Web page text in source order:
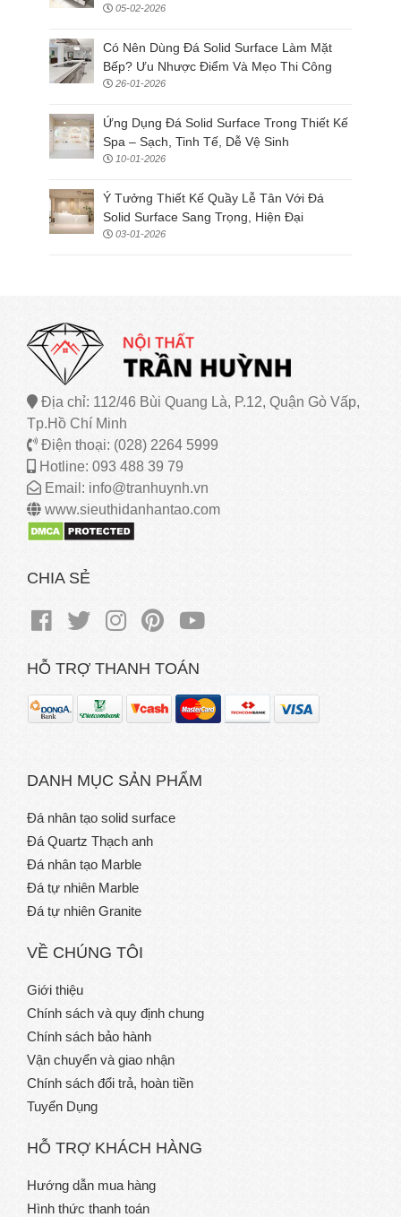
05-02-2026
Có Nên Dùng Đá Solid Surface Làm Mặt
Bếp? Ưu Nhược Điểm Và Mẹo Thi Công
26-01-2026
Ứng Dụng Đá Solid Surface Trong Thiết Kế
Spa – Sạch, Tinh Tế, Dễ Vệ Sinh
10-01-2026
Ý Tưởng Thiết Kế Quầy Lễ Tân Với Đá
Solid Surface Sang Trọng, Hiện Đại
03-01-2026
Địa chỉ: 112/46 Bùi Quang Là, P.12, Quận Gò Vấp,
Tp.Hồ Chí Minh
Điện thoại: (028) 2264 5999
Hotline: 093 488 39 79
Email: info@tranhuynh.vn
www.sieuthidanhantao.com
CHIA SẺ
HỖ TRỢ THANH TOÁN
DANH MỤC SẢN PHẨM
Đá nhân tạo solid surface
Đá Quartz Thạch anh
Đá nhân tạo Marble
Đá tự nhiên Marble
Đá tự nhiên Granite
VỀ CHÚNG TÔI
Giới thiệu
Chính sách và quy định chung
Chính sách bảo hành
Vận chuyển và giao nhận
Chính sách đổi trả, hoàn tiền
Tuyển Dụng
HỖ TRỢ KHÁCH HÀNG
Hướng dẫn mua hàng
Hình thức thanh toán